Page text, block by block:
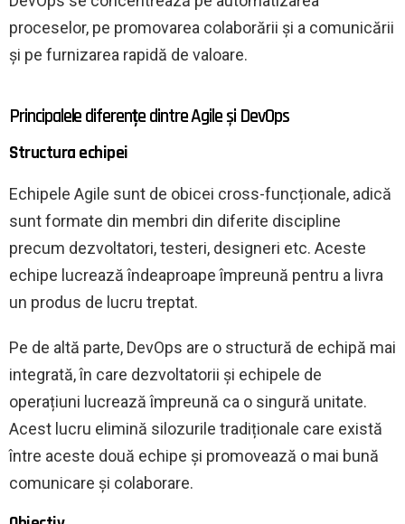
proceselor, pe promovarea colaborării și a comunicării
și pe furnizarea rapidă de valoare.
Principalele diferențe dintre Agile și DevOps
Structura echipei
Echipele Agile sunt de obicei cross-funcționale, adică
sunt formate din membri din diferite discipline
precum dezvoltatori, testeri, designeri etc. Aceste
echipe lucrează îndeaproape împreună pentru a livra
un produs de lucru treptat.
Pe de altă parte, DevOps are o structură de echipă mai
integrată, în care dezvoltatorii și echipele de
operațiuni lucrează împreună ca o singură unitate.
Acest lucru elimină silozurile tradiționale care există
între aceste două echipe și promovează o mai bună
comunicare și colaborare.